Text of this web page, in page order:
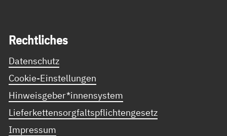
Recht­li­ches
Datenschutz
Cookie-Einstellungen
Hinweisgeber*innensystem
Lieferkettensorgfaltspflichtengesetz
Impressum